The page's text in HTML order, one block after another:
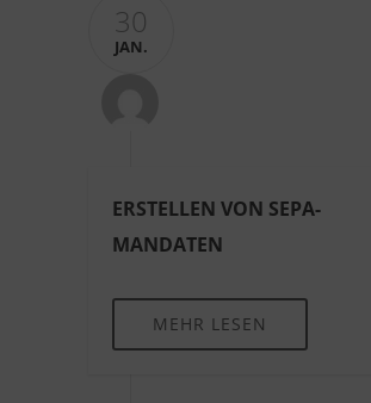
30
JAN.
ERSTELLEN VON SEPA-
MANDATEN
MEHR LESEN